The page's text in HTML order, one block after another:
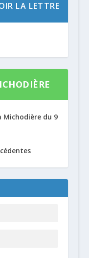
LA LETTRE
Michodière du 9